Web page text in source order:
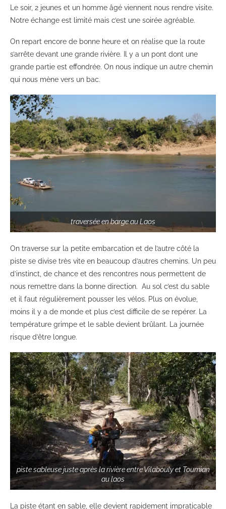
Le soir, 2 jeunes et un homme âgé viennent nous rendre visite.
Notre échange est limité mais c’est une soirée agréable.
On repart encore de bonne heure et on réalise que la route
s’arrête devant une grande rivière. Il y a un pont dont une
grande partie est effondrée. On nous indique un autre chemin
qui nous mène vers un bac.
traversée en barge au Laos
On traverse sur la petite embarcation et de l’autre côté la
piste se divise très vite en beaucoup d’autres chemins. Un peu
d’instinct, de chance et des rencontres nous permettent de
nous remettre dans la bonne direction. Au sol c’est du sable
et il faut régulièrement pousser les vélos. Plus on évolue,
moins il y a de monde et plus c’est difficile de se repérer. La
température grimpe et le sable devient brûlant. La journée
risque d’être longue.
piste sableuse juste après la rivière entre Vilabouly et Toumian
au laos
La piste étant en sable, elle devient rapidement impraticable